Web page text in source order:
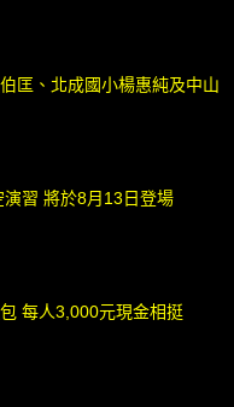
匡、北成國小楊惠純及中山
習 將於8月13日登場
每人3,000元現金相挺